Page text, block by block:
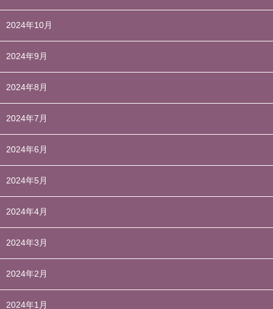
2024年10月
2024年9月
2024年8月
2024年7月
2024年6月
2024年5月
2024年4月
2024年3月
2024年2月
2024年1月